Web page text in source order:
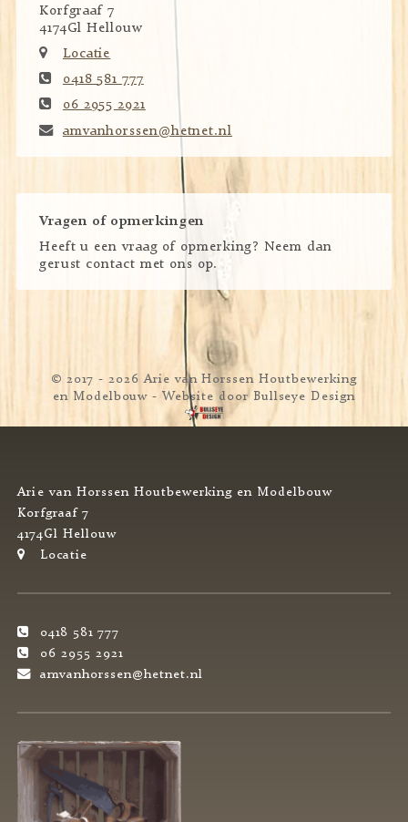
Korfgraaf 7
4174Gl Hellouw
Locatie
0418 581 777
06 2955 2921
amvanhorssen@hetnet.nl
Vragen of opmerkingen
Heeft u een vraag of opmerking? Neem dan
gerust contact met ons op.
© 2017 - 2026 Arie van Horssen Houtbewerking
en Modelbouw- Website door Bullseye Design
Arie van Horssen Houtbewerking en Modelbouw
Korfgraaf 7
4174Gl Hellouw
Locatie
0418 581 777
06 2955 2921
amvanhorssen@hetnet.nl